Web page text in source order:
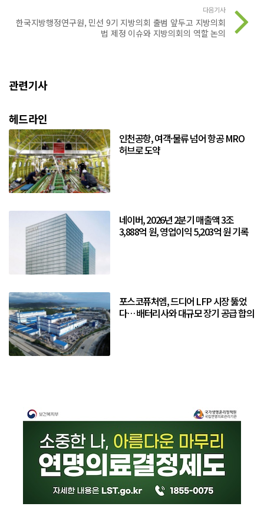
다음기사
한국지방행정연구원, 민선 9기 지방의회 출범 앞두고 지방의회
법 제정 이슈와 지방의회의 역할 논의
관련기사
헤드라인
인천공항, 여객·물류 넘어 항공 MRO
허브로 도약
네이버, 2026년 2분기 매출액 3조
3,888억 원, 영업이익 5,203억 원 기록
포스코퓨처엠, 드디어 LFP 시장 뚫었
다… 배터리사와 대규모 장기 공급 합의